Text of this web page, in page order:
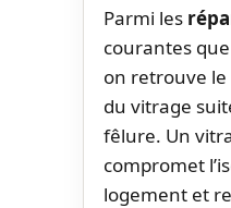
Parmi les
courantes
on retrouve
du vitrage
fêlure. Un
compromet
logement et